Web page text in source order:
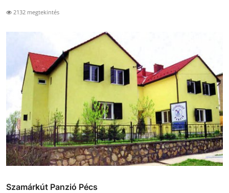
2132 megtekintés
Szamárkút Panzió Pécs